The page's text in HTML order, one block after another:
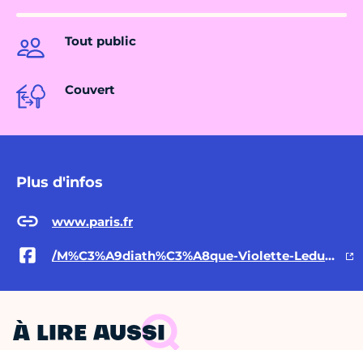
Tout public
Couvert
Plus d'infos
www.paris.fr
/M%C3%A9diath%C3%A8que-Violette-Leduc-1222400914579896/
À LIRE AUSSI